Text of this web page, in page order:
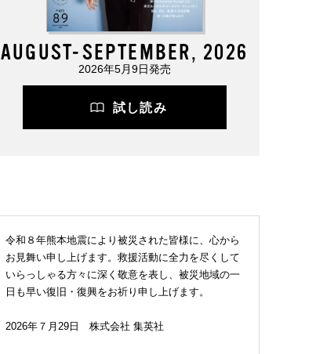
AUGUST-SEPTEMBER, 2026
2026年5月9日発売
試し読み
令和８年熊本地震により被災された皆様に、心から
お見舞い申し上げます。救援活動に全力を尽くして
いらっしゃる方々に深く敬意を表し、被災地域の一
日も早い復旧・復興をお祈り申し上げます。
2026年７月29日 株式会社 集英社